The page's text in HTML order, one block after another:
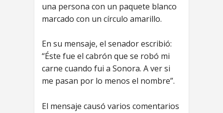
una persona con un paquete blanco
marcado con un círculo amarillo.
En su mensaje, el senador escribió:
“Éste fue el cabrón que se robó mi
carne cuando fui a Sonora. A ver si
me pasan por lo menos el nombre”.
El mensaje causó varios comentarios